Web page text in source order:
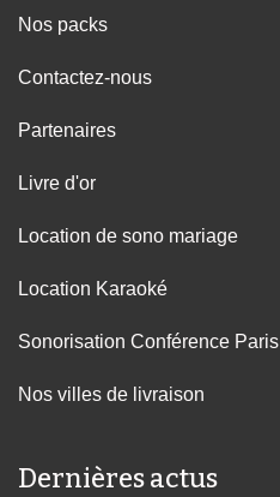
Nos packs
Contactez-nous
Partenaires
Livre d'or
Location de sono mariage
Location Karaoké
Sonorisation Conférence Paris
Nos villes de livraison
Dernières actus